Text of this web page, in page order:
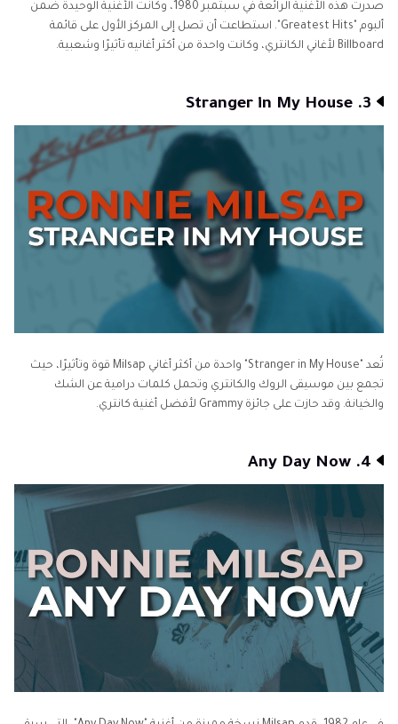
صدرت هذه الأغنية الرائعة في سبتمبر 1980، وكانت الأغنية الوحيدة ضمن
ألبوم "Greatest Hits". استطاعت أن تصل إلى المركز الأول على قائمة
Billboard لأغاني الكانتري، وكانت واحدة من أكثر أغانيه تأثيرًا وشعبية.
3. Stranger in My House
تُعد "Stranger in My House" واحدة من أكثر أغاني Milsap قوة وتأثيرًا، حيث
تجمع بين موسيقى الروك والكانتري وتحمل كلمات درامية عن الشك
والخيانة. وقد حازت على جائزة Grammy لأفضل أغنية كانتري.
4. Any Day Now